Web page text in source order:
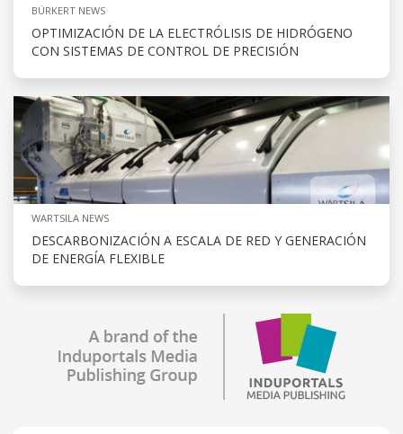
BÜRKERT NEWS
OPTIMIZACIÓN DE LA ELECTRÓLISIS DE HIDRÓGENO
CON SISTEMAS DE CONTROL DE PRECISIÓN
WARTSILA NEWS
DESCARBONIZACIÓN A ESCALA DE RED Y GENERACIÓN
DE ENERGÍA FLEXIBLE